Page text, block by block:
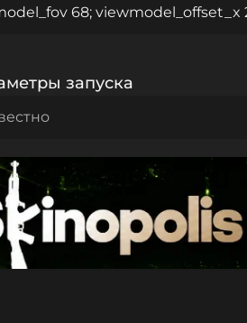
68; viewmodel_offset_x
запуска